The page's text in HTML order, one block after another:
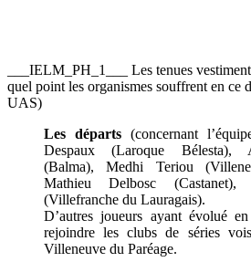
___IELM_PH_1___ Les tenues
quel point les organismes souffrent en ce
UAS)
Les départs (concernant
Despaux (Laroque Bélesta),
(Balma), Medhi Teriou
Mathieu Delbosc (Castanet),
(Villefranche du Lauragais).
D’autres joueurs ayant évolué
rejoindre les clubs de séries
Villeneuve du Paréage.